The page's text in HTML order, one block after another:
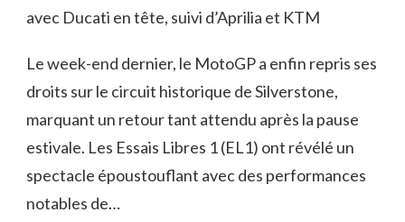
avec Ducati en tête, suivi d’Aprilia et KTM
Le week-end dernier, le MotoGP a enfin repris ses
droits sur le circuit historique de Silverstone,
marquant un retour tant attendu après la pause
estivale. Les Essais Libres 1 (EL1) ont révélé un
spectacle époustouflant avec des performances
notables de…